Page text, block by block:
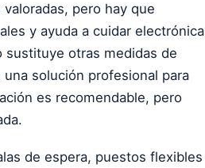
pero hay que
y ayuda a cuidar electrónica
otras medidas de
solución profesional para
es recomendable, pero
de espera, puestos flexibles